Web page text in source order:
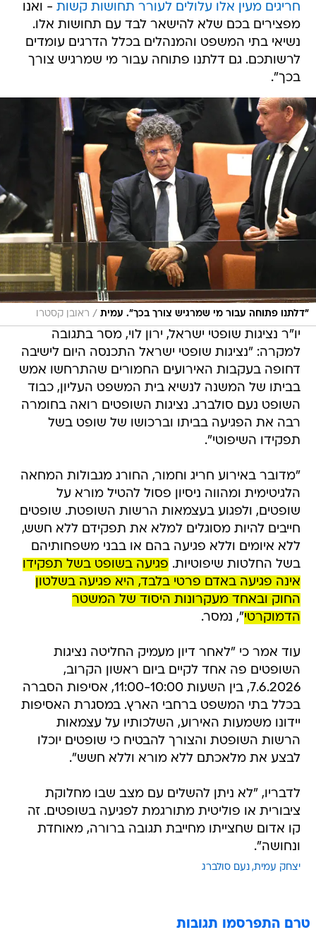
חריגים מעין אלו עלולים לעורר תחושות קשות - ואנו
מפצירים בכם שלא להישאר לבד עם תחושות אלו.
נשיאי בתי המשפט והמנהלים בכלל הדרגים עומדים
לרשותכם. גם דלתנו פתוחה עבור מי שמרגיש צורך
בכך".
"דלתנו פתוחה עבור מי שמרגיש צורך בכך". עמית / ראובן קסטרו
יו"ר נציגות שופטי ישראל, ירון לוי, מסר בתגובה
למקרה: "נציגות שופטי ישראל התכנסה היום לישיבה
דחופה בעקבות האירועים החמורים שהתרחשו אמש
בביתו של המשנה לנשיא בית המשפט העליון, כבוד
השופט נעם סולברג. נציגות השופטים רואה בחומרה
רבה את הפגיעה בביתו וברכושו של שופט בשל
תפקידו השיפוטי".
"מדובר באירוע חריג וחמור, החורג מגבולות המחאה
הלגיטימית ומהווה ניסיון פסול להטיל מורא על
שופטים, ולפגוע בעצמאות הרשות השופטת. שופטים
חייבים להיות מסוגלים למלא את תפקידם ללא חשש,
ללא איומים וללא פגיעה בהם או בבני משפחותיהם
בשל החלטות שיפוטיות. פגיעה בשופט בשל תפקידו
אינה פגיעה באדם פרטי בלבד, היא פגיעה בשלטון
החוק ובאחד מעקרונות היסוד של המשטר
הדמוקרטי", נמסר.
עוד אמר כי "לאחר דיון מעמיק החליטה נציגות
השופטים פה אחד לקיים ביום ראשון הקרוב,
7.6.2026, בין השעות 11:00-10:00, אסיפות הסברה
בכלל בתי המשפט ברחבי הארץ. במסגרת האסיפות
יידונו משמעות האירוע, השלכותיו על עצמאות
הרשות השופטת והצורך להבטיח כי שופטים יוכלו
לבצע את מלאכתם ללא מורא וללא חשש".
לדבריו, "לא ניתן להשלים עם מצב שבו מחלוקת
ציבורית או פוליטית מתורגמת לפגיעה בשופטים. זה
קו אדום שחצייתו מחייבת תגובה ברורה, מאוחדת
ונחושה".
יצחק עמית נעם סולברג
טרם התפרסמו תגובות